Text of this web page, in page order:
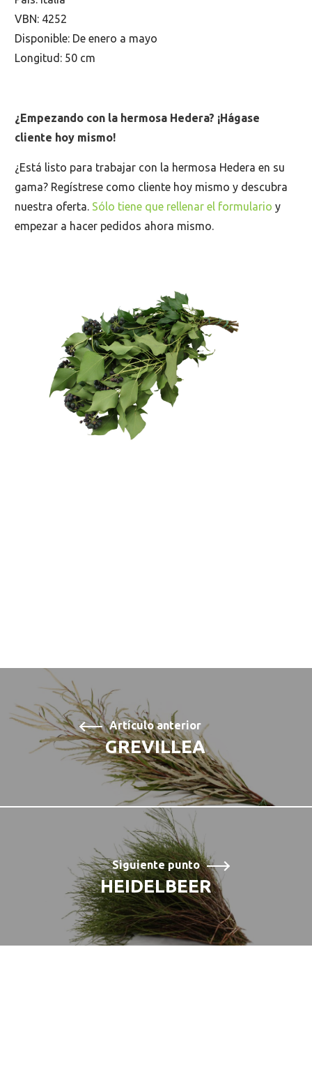
VBN: 4252
Disponible: De enero a mayo
Longitud: 50 cm
¿Empezando con la hermosa Hedera? ¡Hágase
cliente hoy mismo!
¿Está listo para trabajar con la hermosa Hedera en su
gama? Regístrese como cliente hoy mismo y descubra
nuestra oferta. Sólo tiene que rellenar el formulario y
empezar a hacer pedidos ahora mismo.
Artículo anterior
GREVILLEA
Siguiente punto
HEIDELBEER